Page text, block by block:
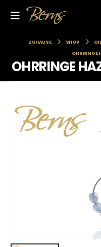
ZUHAUSE SHOP
OHRRINGE
OHRRINGE